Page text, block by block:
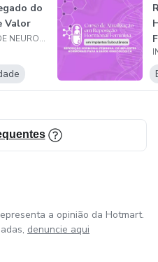
para quem busca evolução
impacto positivo e uma
pensamentos, emoções e
humanas.
do
Valor
INSTITUTO DE NEUROCIÊNCIAS INTEGRADAS
a opinião da Hotmart.
denuncie aqui